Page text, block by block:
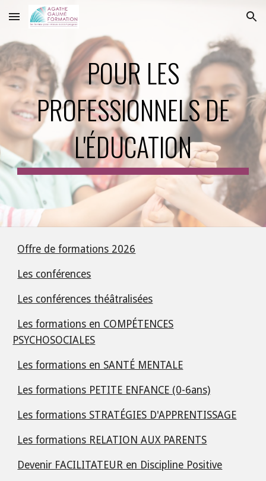
Skip to main content Skip to navigation
POUR LES
PROFESSIONNELS DE
L'ÉDUCATION
Offre de formations 2026
Les conférences
Les conférences théâtralisées
Les formations en COMPÉTENCES
PSYCHOSOCIALES
Les formations en SANTÉ MENTALE
Les formations PETITE ENFANCE (0-6ans)
Les formations STRATÉGIES D'APPRENTISSAGE
Les formations RELATION AUX PARENTS
Devenir FACILITATEUR en Discipline Positive